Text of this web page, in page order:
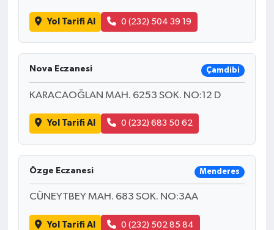
Yol Tarifi Al 0 (232) 504 39 19
Nova Eczanesi Çamdibi
KARACAOĞLAN MAH. 6253 SOK. NO:12 D
Yol Tarifi Al 0 (232) 683 50 62
Özge Eczanesi Menderes
CÜNEYTBEY MAH. 683 SOK. NO:3AA
Yol Tarifi Al 0 (232) 502 85 84